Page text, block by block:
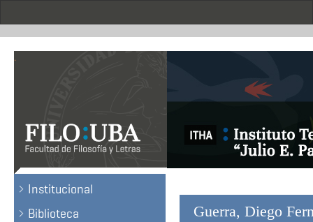
.
Institucional
Biblioteca
Guerra, Diego